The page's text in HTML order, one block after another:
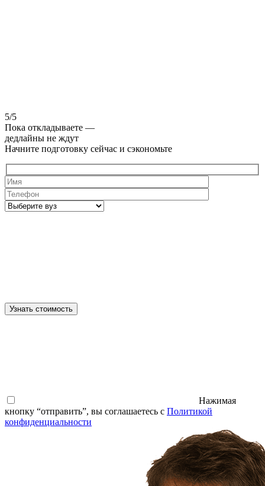
5/5
Пока откладываете —
дедлайны не ждут
Начните подготовку сейчас и сэкономьте
Узнать стоимость
Нажимая
кнопку “отправить”, вы соглашаетесь с Политикой
конфиденциальности